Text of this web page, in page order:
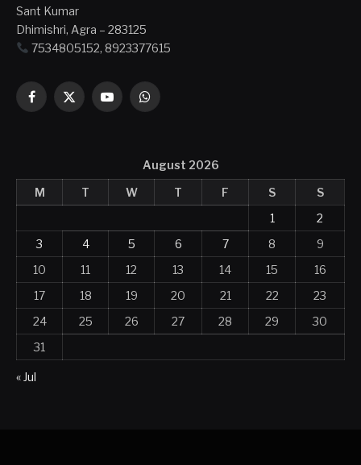
Sant Kumar
Dhimishri, Agra – 283125
7534805152, 8923377615
Facebook
X
YouTubeWhatsApp
August 2026
M
T W T F S
S
1
2
3
4 5 6 7 8
9
10
11 12 13 14 15
16
17
18 19 20 21 22
23
24
25 26 27 28 29
30
31
« Jul